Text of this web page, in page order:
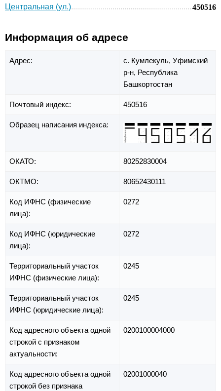
Центральная (ул.)
450516
Информация об адресе
Адрес: с. Кумлекуль, Уфимский
р-н, Республика
Башкортостан
Почтовый индекс: 450516
Образец написания индекса:
ОКАТО: 80252830004
ОКТМО: 80652430111
Код ИФНС (физические
лица):
0272
Код ИФНС (юридические
лица):
0272
Территориальный участок
ИФНС (физические лица):
0245
Территориальный участок
ИФНС (юридические лица):
0245
Код адресного объекта одной
строкой с признаком
актуальности:
0200100004000
Код адресного объекта одной
строкой без признака
02001000040